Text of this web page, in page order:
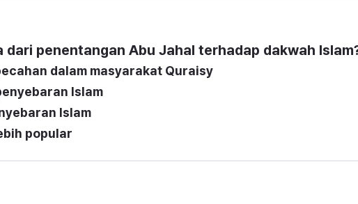
dari penentangan Abu Jahal terhadap dakwah
dalam masyarakat Quraisy
Islam
Islam
popular